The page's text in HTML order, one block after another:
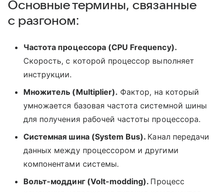
Основные термины, связанные
с разгоном:
Частота процессора (CPU Frequency).
Скорость, с которой процессор выполняет
инструкции.
Множитель (Multiplier). Фактор, на который
умножается базовая частота системной шины
для получения рабочей частоты процессора.
Системная шина (System Bus). Канал передачи
данных между процессором и другими
компонентами системы.
Вольт-моддинг (Volt-modding). Процесс